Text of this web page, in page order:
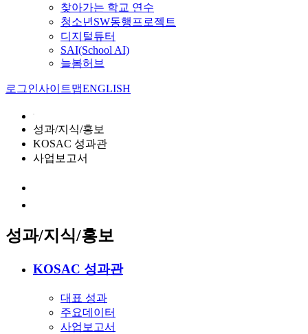
찾아가는 학교 연수
청소년SW동행프로젝트
디지털튜터
SAI(School AI)
늘봄허브
로그인사이트맵ENGLISH
성과/지식/홍보
KOSAC 성과관
사업보고서
성과/지식/홍보
KOSAC 성과관
대표 성과
주요데이터
사업보고서